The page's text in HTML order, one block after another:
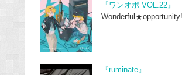
『ワンオポ VOL.22』
Wonderful★opportunity!
『ruminate』